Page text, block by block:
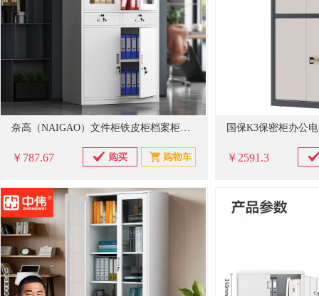
奈高（NAIGAO）文件柜铁皮柜档案柜凭证柜资料柜办公柜储物柜办公室柜子中二斗 0.6mm厚 900*400*1850mm（长*宽*高）
￥787.67 ￥2591.3